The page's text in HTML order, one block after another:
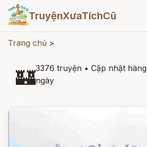
TruyệnXưaTíchCũ
Trang chủ >
🏰3376 truyện • Cập nhật hàng
ngày